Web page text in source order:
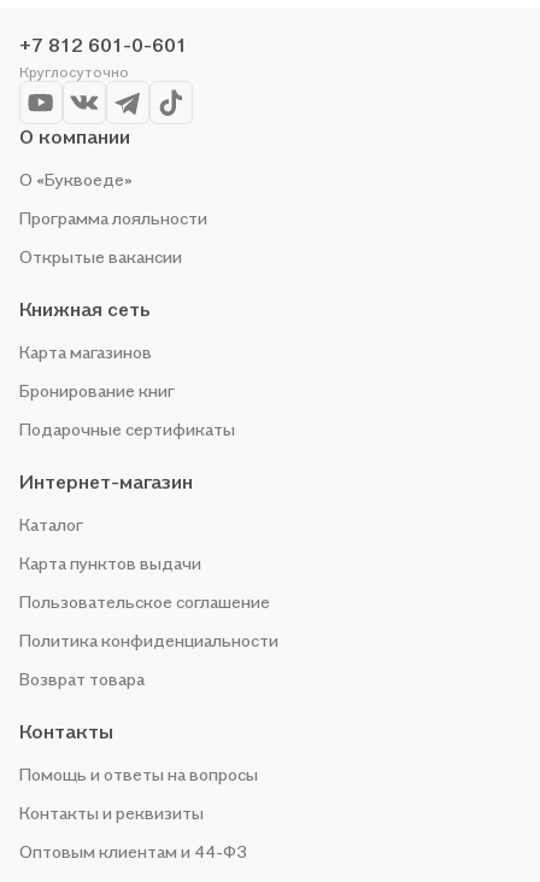
акции. Оставайтесь с нами, чтобы не упустить выгоду!
+7 812 601-0-601
Круглосуточно
О компании
О «Буквоеде»
Программа лояльности
Открытые вакансии
Книжная сеть
Карта магазинов
Бронирование книг
Подарочные сертификаты
Интернет-магазин
Каталог
Карта пунктов выдачи
Пользовательское соглашение
Политика конфиденциальности
Возврат товара
Контакты
Помощь и ответы на вопросы
Контакты и реквизиты
Оптовым клиентам и 44-ФЗ